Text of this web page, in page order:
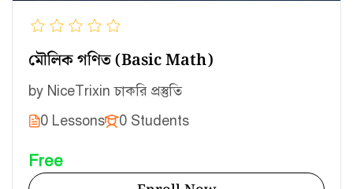
মৌলিক গণিত (Basic Math)
by NiceTrixin চাকরি প্রস্তুতি
0 Lessons
0 Students
Free